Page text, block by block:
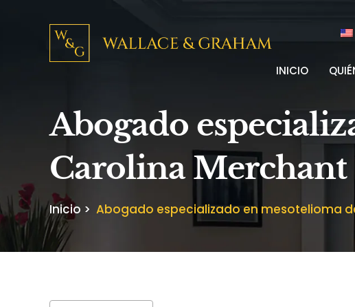
INICIO
Abogado
Carolina
Inicio > Abogado especializado en mesotelioma